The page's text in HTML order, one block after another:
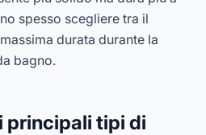
spesso scegliere tra il
durata durante la
bagno.
principali tipi di